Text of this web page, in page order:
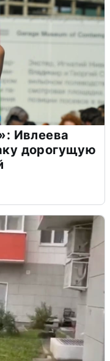
Ивлеева
дорогущую